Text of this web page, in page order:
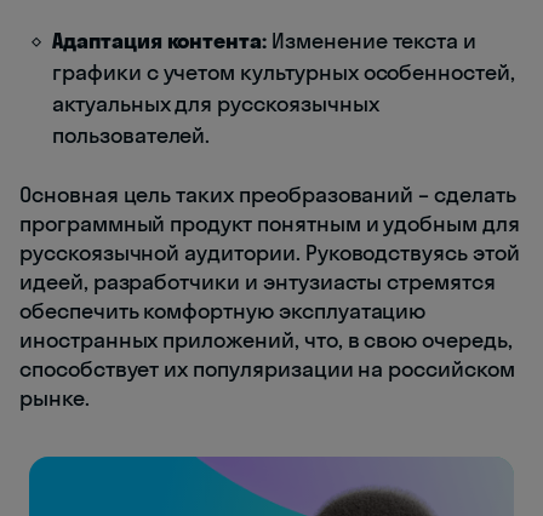
Адаптация контента: Изменение текста и
графики с учетом культурных особенностей,
актуальных для русскоязычных
пользователей.
Основная цель таких преобразований – сделать
программный продукт понятным и удобным для
русскоязычной аудитории. Руководствуясь этой
идеей, разработчики и энтузиасты стремятся
обеспечить комфортную эксплуатацию
иностранных приложений, что, в свою очередь,
способствует их популяризации на российском
рынке.